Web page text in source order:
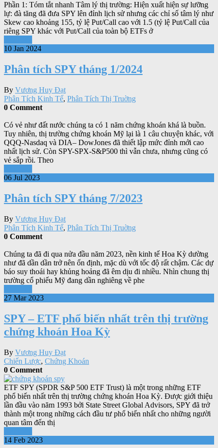
Phần 1: Tóm tắt nhanh Tâm lý thị trường: Hiện xuất hiện sự lưỡng
lự: đà tăng đã đưa SPY lên đỉnh lịch sử nhưng các chỉ số tâm lý như
Skew cao khoảng 155, tỷ lệ Put/Call cao với 1.5 (tỷ lệ Put/Call của
riêng SPY khác với Put/Call của toàn bộ ETFs ở
10 Jan 2024
Phân tích SPY tháng 1/2024
By Vương Huy Đạt
Phân Tích Kinh Tế, Phân Tích Thị Truờng
0 Comment
Có vẻ như đất nước chúng ta có 1 năm chứng khoán khá là buồn.
Tuy nhiên, thị trường chứng khoán Mỹ lại là 1 câu chuyện khác, với
QQQ-Nasdaq và DIA– DowJones đã thiết lập mức đỉnh mới cao
nhất lịch sử. Còn SPY-SPX-S&P500 thì vẫn chưa, nhưng cũng có
vẻ sắp rồi. Theo
06 Jul 2023
Phân tích SPY tháng 7/2023
By Vương Huy Đạt
Phân Tích Kinh Tế, Phân Tích Thị Truờng
0 Comment
Chúng ta đã đi qua nửa đầu năm 2023, nền kinh tế Hoa Kỳ dường
như đã dần dần trở nên ổn định, mặc dù với tốc độ rất chậm. Các dự
báo suy thoái hay khủng hoảng đã êm dịu đi nhiều. Nhìn chung thị
trường cổ phiếu Mỹ đang dần nghiêng về phe
27 Mar 2023
SPY – ETF phổ biến nhất trên thị trường
chứng khoán Hoa Kỳ
By Vương Huy Đạt
Chiến Lược, Chứng Khoán
0 Comment
ETF SPY (SPDR S&P 500 ETF Trust) là một trong những ETF
phổ biến nhất trên thị trường chứng khoán Hoa Kỳ. Được giới thiệu
lần đầu vào năm 1993 bởi State Street Global Advisors, SPY đã trở
thành một trong những cách đầu tư phổ biến nhất cho những người
quan tâm đến thị
14 Feb 2023